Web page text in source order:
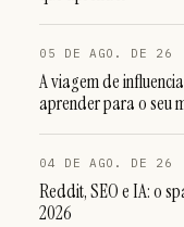
05 DE AGO. DE 26
A viagem de
aprender para o seu
04 DE AGO. DE 26
Reddit, SEO e IA: o
2026